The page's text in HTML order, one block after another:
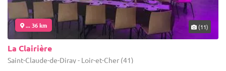
... 36 km (11)
La Clairière
Saint-Claude-de-Diray - Loir-et-Cher (41)